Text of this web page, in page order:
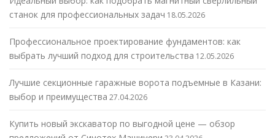
станок для профессиональных задач 18.05.2026
Профессиональное проектирование фундаментов: как
выбрать лучший подход для строительства 12.05.2026
Лучшие секционные гаражные ворота подъемные в Казани:
выбор и преимущества 27.04.2026
Купить новый экскаватор по выгодной цене — обзор